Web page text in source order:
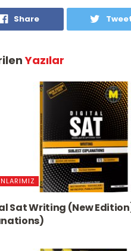
Share
Yazılar
Sat Writing (New